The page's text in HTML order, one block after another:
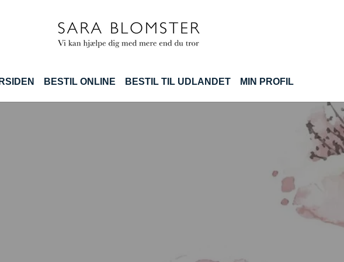
BESTIL ONLINE (CURRENT)
BESTIL TIL UDLANDET MIN PROFIL